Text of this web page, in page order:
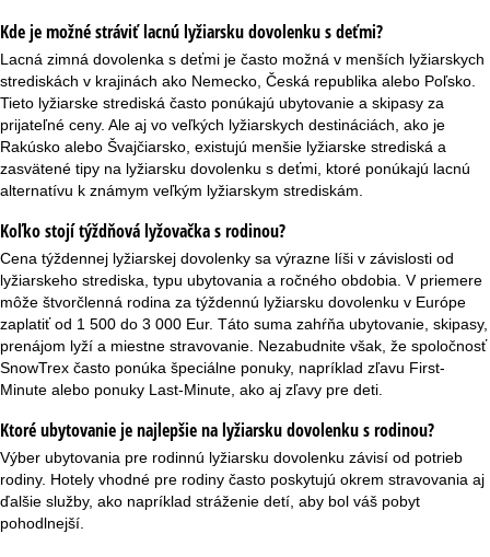
Kde je možné stráviť lacnú lyžiarsku dovolenku s deťmi?
Lacná zimná dovolenka s deťmi je často možná v menších lyžiarskych
strediskách v krajinách ako Nemecko, Česká republika alebo Poľsko.
Tieto lyžiarske strediská často ponúkajú ubytovanie a skipasy za
prijateľné ceny. Ale aj vo veľkých lyžiarskych destináciách, ako je
Rakúsko alebo Švajčiarsko, existujú menšie lyžiarske strediská a
zasvätené tipy na lyžiarsku dovolenku s deťmi, ktoré ponúkajú lacnú
alternatívu k známym veľkým lyžiarskym strediskám.
Koľko stojí týždňová lyžovačka s rodinou?
Cena týždennej lyžiarskej dovolenky sa výrazne líši v závislosti od
lyžiarskeho strediska, typu ubytovania a ročného obdobia. V priemere
môže štvorčlenná rodina za týždennú lyžiarsku dovolenku v Európe
zaplatiť od 1 500 do 3 000 Eur. Táto suma zahŕňa ubytovanie, skipasy,
prenájom lyží a miestne stravovanie. Nezabudnite však, že spoločnosť
SnowTrex často ponúka špeciálne ponuky, napríklad zľavu First-
Minute alebo ponuky Last-Minute, ako aj zľavy pre deti.
Ktoré ubytovanie je najlepšie na lyžiarsku dovolenku s rodinou?
Výber ubytovania pre rodinnú lyžiarsku dovolenku závisí od potrieb
rodiny. Hotely vhodné pre rodiny často poskytujú okrem stravovania aj
ďalšie služby, ako napríklad stráženie detí, aby bol váš pobyt
pohodlnejší.